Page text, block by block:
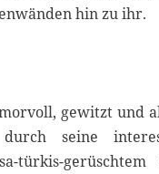
hin zu ihr.
gewitzt und
seine
türkis-